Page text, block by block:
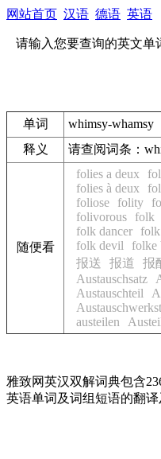
网站首页 汉语 德语 英语
请输入您要查询的英文单
单词
whimsy-whamsy
释义
请查阅词条：
随便看
folies a deux
folies à deux
foliose
folity
folivorous
folk
folk dancer
folk devil
folke
报送
报道 报
Austauschsatz
Austauschteil
austeilen
雅致网英汉双解词典包含
英语单词及词组短语的翻